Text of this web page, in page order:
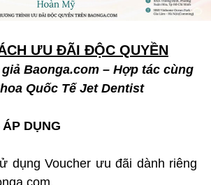
ƯU ĐÃI ĐỘC QUYỀN
Baonga.com – Hợp tác cùng
Quốc Tế Jet Dentist
DỤNG
dụng Voucher ưu đãi dành riêng